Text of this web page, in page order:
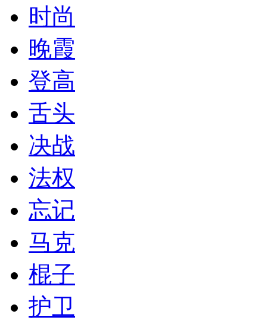
时尚
晚霞
登高
舌头
决战
法权
忘记
马克
棍子
护卫